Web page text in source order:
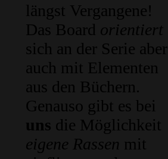
längst Vergangene!
Das Board orientiert
sich an der Serie aber
auch mit Elementen
aus den Büchern.
Genauso gibt es bei
uns die Möglichkeit
eigene Rassen mit